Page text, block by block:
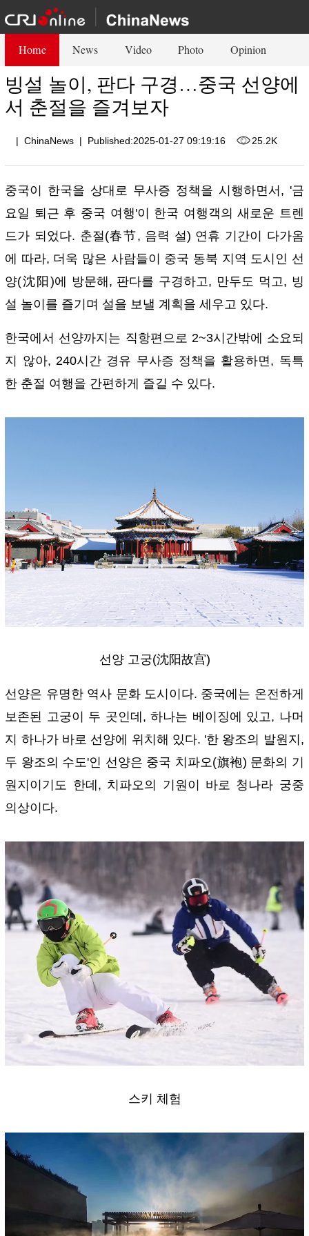
Home News Video Photo Opinion
빙설 놀이, 판다 구경…중국 선양에
서 춘절을 즐겨보자
| ChinaNews | Published:2025-01-27 09:19:16 25.2K
중국이 한국을 상대로 무사증 정책을 시행하면서, '금
요일 퇴근 후 중국 여행'이 한국 여행객의 새로운 트렌
드가 되었다. 춘절(春节, 음력 설) 연휴 기간이 다가옴
에 따라, 더욱 많은 사람들이 중국 동북 지역 도시인 선
양(沈阳)에 방문해, 판다를 구경하고, 만두도 먹고, 빙
설 놀이를 즐기며 설을 보낼 계획을 세우고 있다.
한국에서 선양까지는 직항편으로 2~3시간밖에 소요되
지 않아, 240시간 경유 무사증 정책을 활용하면, 독특
한 춘절 여행을 간편하게 즐길 수 있다.
선양 고궁(沈阳故宫)
선양은 유명한 역사 문화 도시이다. 중국에는 온전하게
보존된 고궁이 두 곳인데, 하나는 베이징에 있고, 나머
지 하나가 바로 선양에 위치해 있다. '한 왕조의 발원지,
두 왕조의 수도'인 선양은 중국 치파오(旗袍) 문화의 기
원지이기도 한데, 치파오의 기원이 바로 청나라 궁중
의상이다.
스키 체험